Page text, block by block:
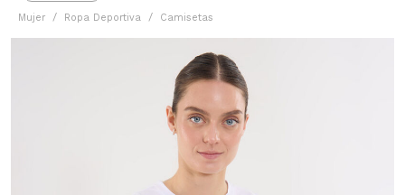
Mujer Ropa Deportiva Camisetas